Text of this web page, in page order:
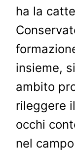
ha la
insieme,
ambito
rileggere
occhi
nel